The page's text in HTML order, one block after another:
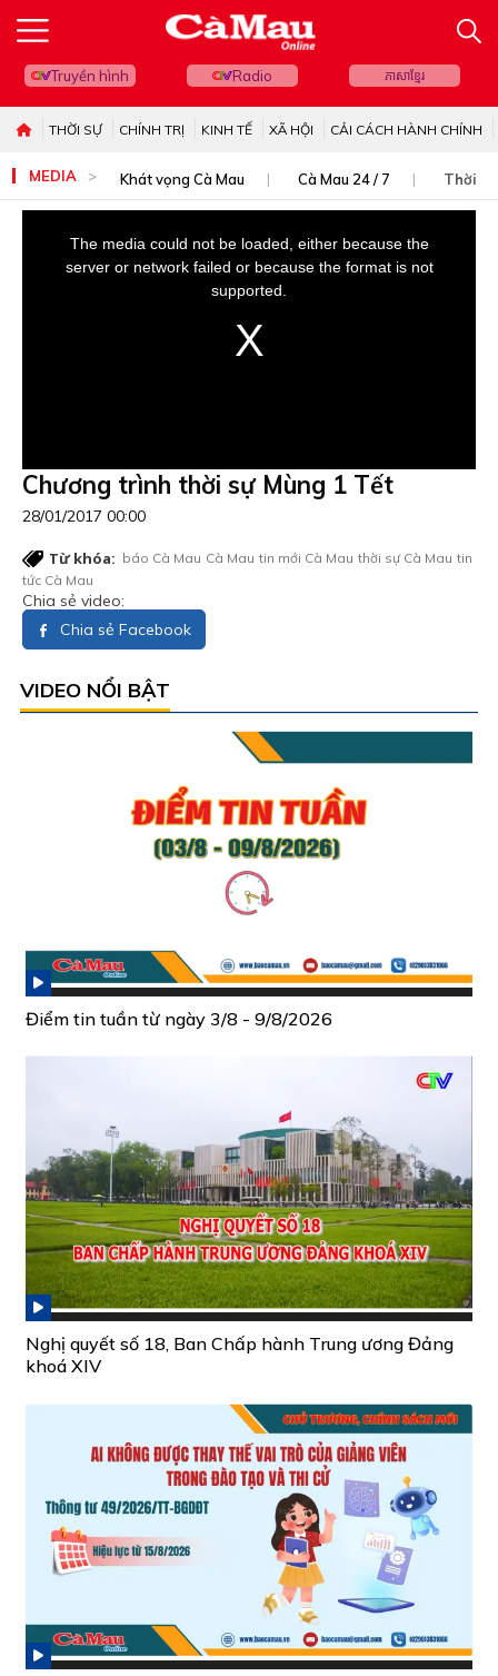
Truyền hình Radio ភាសាខ្មែរ
THỜI SỰ CHÍNH TRỊ KINH TẾ XÃ HỘI CẢI CÁCH HÀNH CHÍNH
MEDIA Khát vọng Cà Mau Cà Mau 24 / 7 Thời sự
The media could not be loaded, either because the
server or network failed or because the format is not
supported.
Chương trình thời sự Mùng 1 Tết
28/01/2017 00:00
Từ khóa: báo Cà Mau Cà Mau tin mới Cà Mau thời sự Cà Mau tin
tức Cà Mau
Chia sẻ video:
Chia sẻ Facebook
VIDEO NỔI BẬT
Điểm tin tuần từ ngày 3/8 - 9/8/2026
Nghị quyết số 18, Ban Chấp hành Trung ương Đảng
khoá XIV